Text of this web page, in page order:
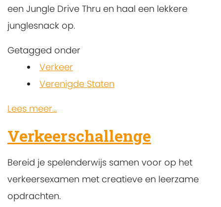
een Jungle Drive Thru en haal een lekkere
junglesnack op.
Getagged onder
Verkeer
Verenigde Staten
Lees meer...
Verkeerschallenge
Bereid je spelenderwijs samen voor op het
verkeersexamen met creatieve en leerzame
opdrachten.